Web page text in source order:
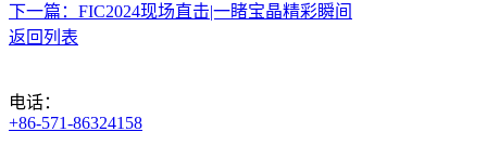
下一篇：FIC2024现场直击|一睹宝晶精彩瞬间
返回列表
电话：
+86-571-86324158